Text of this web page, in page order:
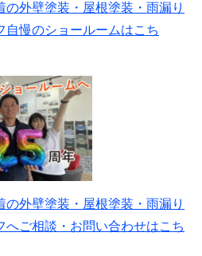
の外壁塗装・屋根塗装・雨漏り
慢のショールームはこち
の外壁塗装・屋根塗装・雨漏り
ご相談・お問い合わせはこち